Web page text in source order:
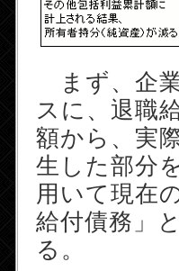
まず、企
スに、退職
額から、実
生した部分
用いて現在
給付債務」
る。